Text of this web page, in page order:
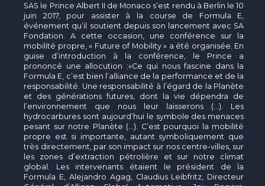
SAS le Prince Albert II de Monaco s’est rendu à Berlin le 10
juin 2017, pour assister à la course de Formula E,
événement qu’il soutient depuis son lancement avec SA
Fondation. A cette occasion, une conférence sur la
mobilité propre, « Future of Mobility » a été organisée. En
guise d’introduction à la conférence, le Prince a
prononcé une allocution :«Ce qui nous fascine dans la
Formula E, c’est bien l’alliance de la performance et de la
responsabilité. Une responsabilité à l’égard de la Planète
et des générations futures, dont la vie dépendra de
l’environnement que nous leur laisserons (…). Les
hydrocarbures sont aujourd’hui le symbole des menaces
pesant sur notre Planète (…). C’est pourquoi la mobilité
propre est si importante, autant symboliquement que
très directement, par son impact sur nos centre-villes, sur
les zones d’extraction pétrolière et sur notre climat
global. Les intervenants étaient le président de la
Formula E, Alejandro Agag, Claudius Leibfritz, Directeur